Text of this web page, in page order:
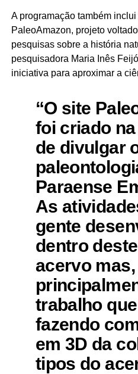
A programação também
PaleoAmazon, projeto
pesquisas sobre a história
pesquisadora Maria Inês
iniciativa para aproximar a
“O site
foi criado
de divulgar
Paraense
As
gente
dentro deste
acervo mas,
trabalho
fazendo
em 3D da
tipos do